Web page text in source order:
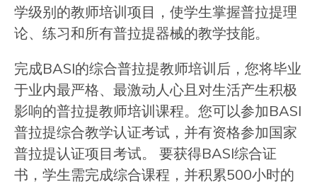
学级别的教师培训项目，使学生掌握普拉提理
论、练习和所有普拉提器械的教学技能。
完成BASI的综合普拉提教师培训后，您将毕业
于业内最严格、最激动人心且对生活产生积极
影响的普拉提教师培训课程。您可以参加BASI
普拉提综合教学认证考试，并有资格参加国家
普拉提认证项目考试。 要获得BASI综合证
书，学生需完成综合课程，并积累500小时的